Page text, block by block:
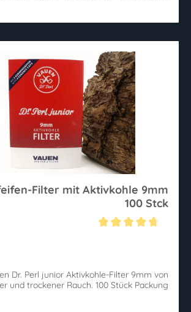
Filter mit Aktivkohle 9mm
100 Stck
Dr. Perl junior Aktivkohle-Filter 9mm von
und trockener Rauch. 100 Stück Packung